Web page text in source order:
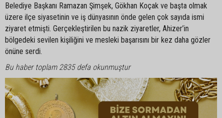
Belediye Başkanı Ramazan Şimşek, Gökhan Koçak ve başta olmak
üzere ilçe siyasetinin ve iş dünyasının önde gelen çok sayıda ismi
ziyaret etmişti. Gerçekleştirilen bu nazik ziyaretler, Ahizer’in
bölgedeki sevilen kişiliğini ve mesleki başarısını bir kez daha gözler
önüne serdi.
Bu haber toplam 2835 defa okunmuştur